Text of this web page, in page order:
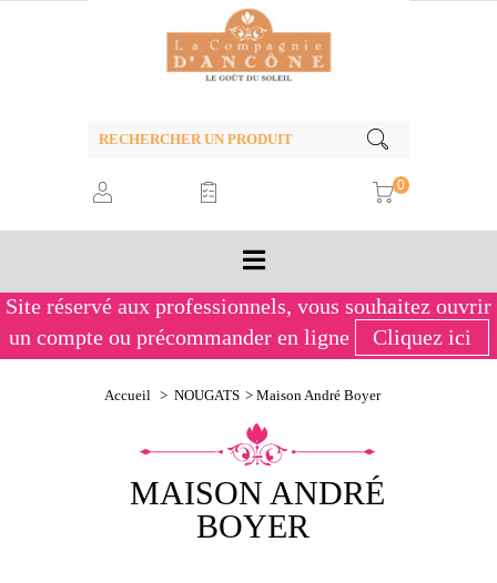
0
Site réservé aux professionnels, vous souhaitez ouvrir
un compte ou précommander en ligne
Cliquez ici
Accueil > NOUGATS > Maison André Boyer
MAISON ANDRÉ
BOYER